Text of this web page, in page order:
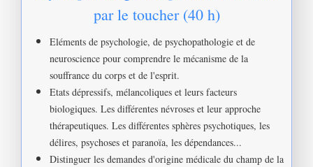
par le toucher (40 h)
Eléments de psychologie, de psychopathologie et de
neuroscience pour comprendre le mécanisme de la
souffrance du corps et de l'esprit.
Etats dépressifs, mélancoliques et leurs facteurs
biologiques. Les différentes névroses et leur approche
thérapeutiques. Les différentes sphères psychotiques, les
délires, psychoses et paranoïa, les dépendances...
Distinguer les demandes d'origine médicale du champ de la